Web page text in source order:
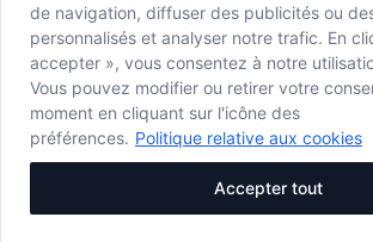
de navigation, diffuser des publicités ou
personnalisés et analyser notre trafic. En
accepter », vous consentez à notre
Vous pouvez modifier ou retirer votre
moment en cliquant sur l'icône des
préférences. Politique relative aux cookies
Accepter tout